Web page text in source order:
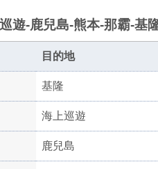
遊-鹿兒島-熊本-那霸-基
目的地
基隆
海上巡遊
鹿兒島